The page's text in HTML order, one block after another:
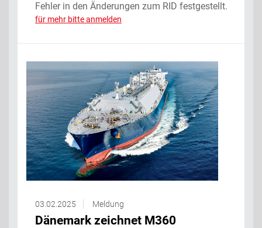
Fehler in den Änderungen zum RID festgestellt.
für mehr bitte anmelden
03.02.2025 Meldung
Dänemark zeichnet M360